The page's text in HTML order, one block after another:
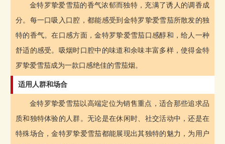
金特罗挚爱雪茄的香气浓郁而独特，充满了诱人的调香成
分。每一口吸入口腔，都能感受到金特罗挚爱雪茄所散发的独
特的香气。在口感方面，金特罗挚爱雪茄口感醇和，给人一种
舒适的感受。吸烟时口腔中的味道和余味丰富多样，使得金特
罗挚爱雪茄成为一款口感绝佳的雪茄烟。
适用人群和场合
金特罗挚爱雪茄以高端定位为销售重点，适合那些追求品
质和独特体验的人群。无论是在休闲时、社交活动中，还是在
特殊场合，金特罗挚爱雪茄都能展现出其独特的魅力，为用户